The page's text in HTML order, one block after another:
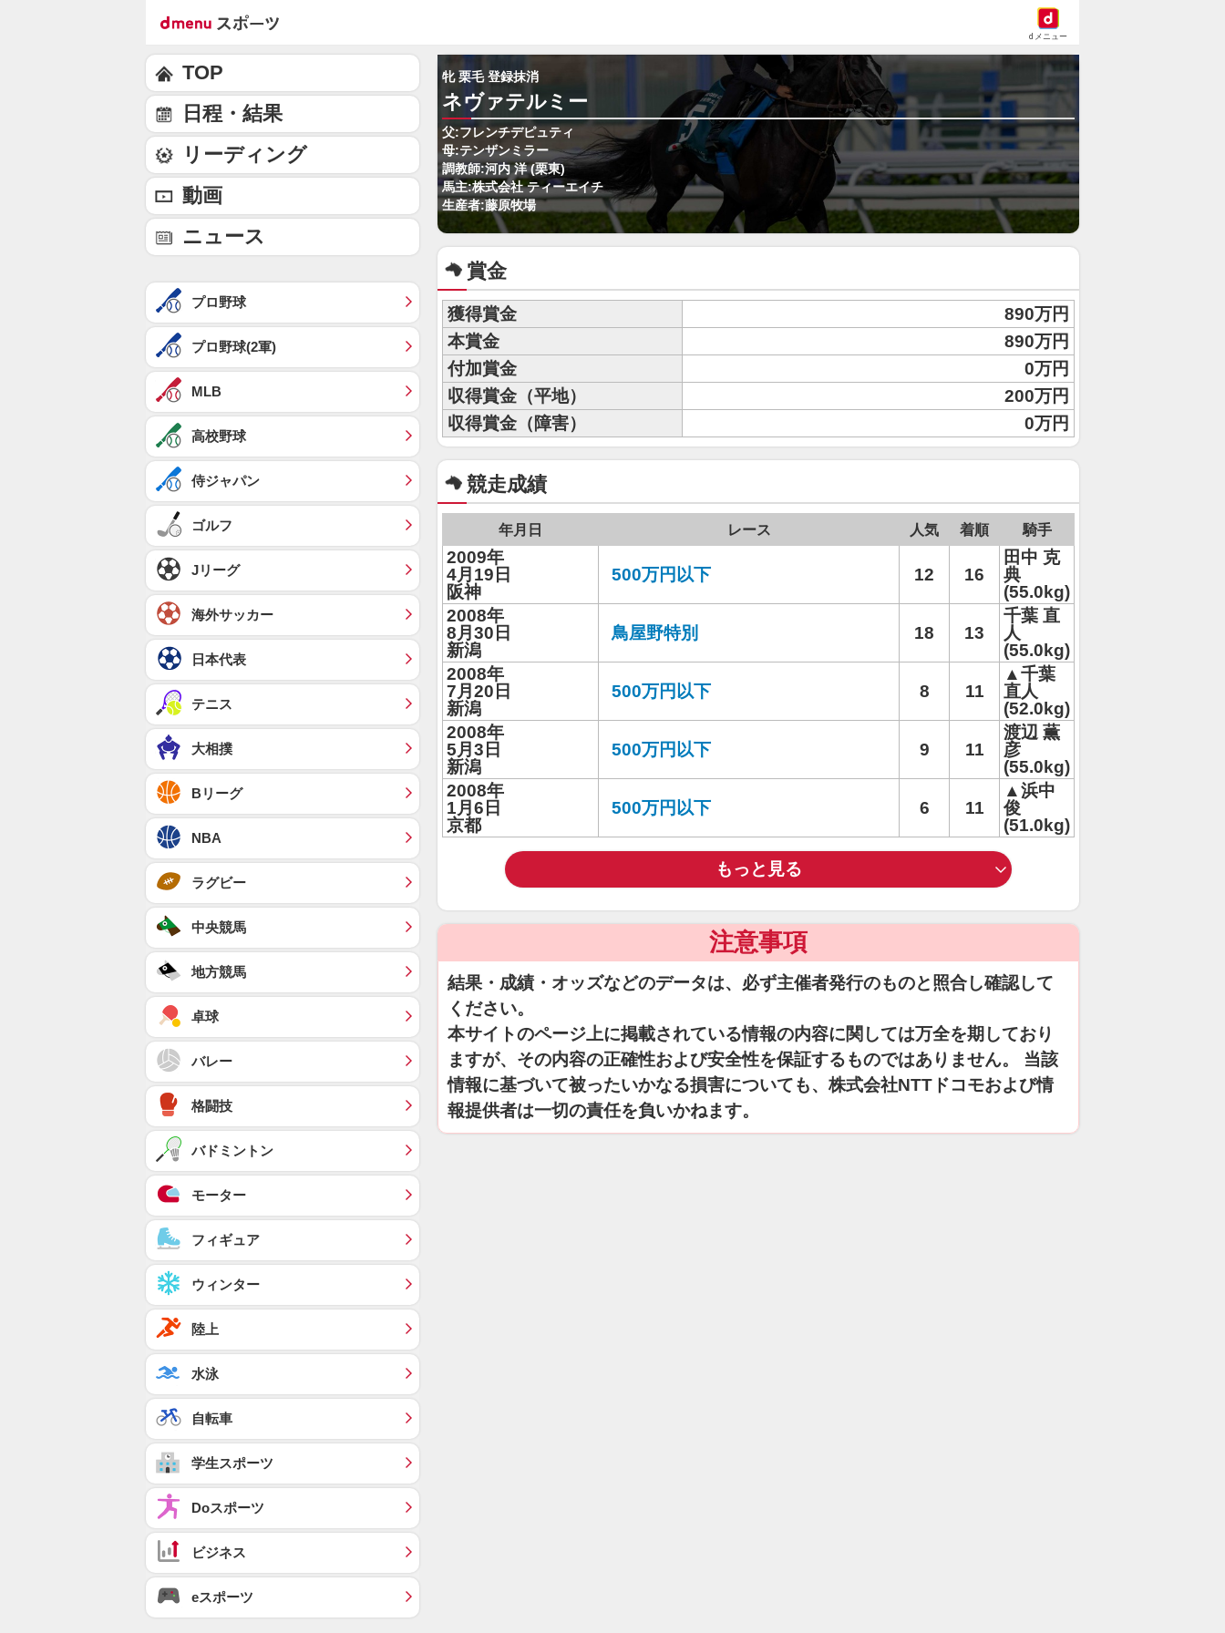
dメニュー
牝 栗毛 登録抹消
ネヴァテルミー
父:フレンチデピュティ
母:テンザンミラー
調教師:河内 洋 (栗東)
馬主:株式会社 ティーエイチ
生産者:藤原牧場
賞金
獲得賞金
890万円
本賞金
890万円
付加賞金
0万円
収得賞金（平地）
200万円
収得賞金（障害）
0万円
競走成績
年月日 レース 人気 着順 騎手
2009年
4月19日
阪神
500万円以下 12 16
田中 克
典
(55.0kg)
2008年
8月30日
新潟
鳥屋野特別 18 13
千葉 直
人
(55.0kg)
2008年
7月20日
新潟
500万円以下 8 11
▲千葉
直人
(52.0kg)
2008年
5月3日
新潟
500万円以下 9 11
渡辺 薫
彦
(55.0kg)
2008年
1月6日
京都
500万円以下 6 11
▲浜中
俊
(51.0kg)
もっと見る
注意事項
結果・成績・オッズなどのデータは、必ず主催者発行のものと照合し確認して
ください。
本サイトのページ上に掲載されている情報の内容に関しては万全を期しており
ますが、その内容の正確性および安全性を保証するものではありません。 当該
情報に基づいて被ったいかなる損害についても、株式会社NTTドコモおよび情
報提供者は一切の責任を負いかねます。
TOP
日程・結果
リーディング
動画
ニュース
プロ野球
プロ野球(2軍)
MLB
高校野球
侍ジャパン
ゴルフ
Jリーグ
海外サッカー
日本代表
テニス
大相撲
Bリーグ
NBA
ラグビー
中央競馬
地方競馬
卓球
バレー
格闘技
バドミントン
モーター
フィギュア
ウィンター
陸上
水泳
自転車
学生スポーツ
Doスポーツ
ビジネス
eスポーツ